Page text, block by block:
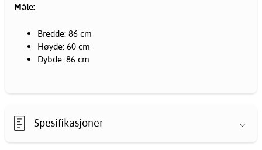
Måle:
Bredde: 86 cm
Høyde: 60 cm
Dybde: 86 cm
Spesifikasjoner